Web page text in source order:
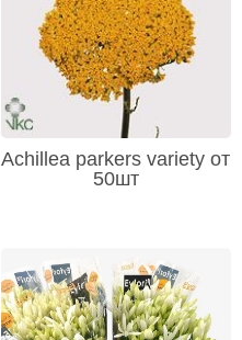
Achillea parkers variety от
50шт